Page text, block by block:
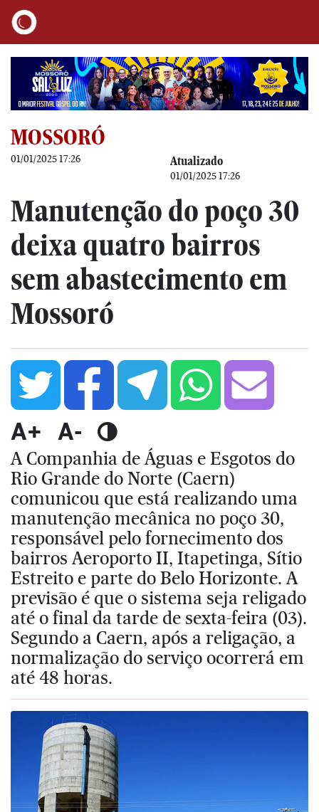
MOSSORÓ
01/01/2025 17:26 Atualizado
01/01/2025 17:26
Manutenção do poço 30
deixa quatro bairros
sem abastecimento em
Mossoró
A+ A-
A Companhia de Águas e Esgotos do
Rio Grande do Norte (Caern)
comunicou que está realizando uma
manutenção mecânica no poço 30,
responsável pelo fornecimento dos
bairros Aeroporto II, Itapetinga, Sítio
Estreito e parte do Belo Horizonte. A
previsão é que o sistema seja religado
até o final da tarde de sexta-feira (03).
Segundo a Caern, após a religação, a
normalização do serviço ocorrerá em
até 48 horas.